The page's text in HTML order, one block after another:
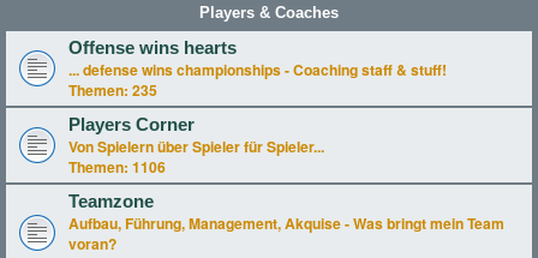
Players & Coaches
Offense wins hearts
... defense wins championships - Coaching staff & stuff!
Themen: 235
Players Corner
Von Spielern über Spieler für Spieler...
Themen: 1106
Teamzone
Aufbau, Führung, Management, Akquise - Was bringt mein Team
voran?